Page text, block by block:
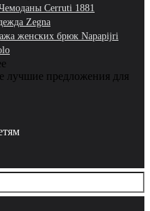
Cerruti 1881
Zegna
женских брюк Napapijri
лучшие предложения для